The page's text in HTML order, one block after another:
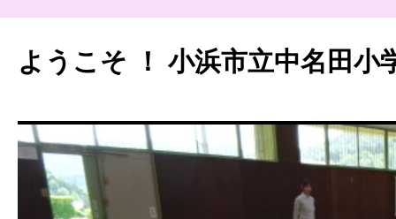
ようこそ ！ 小浜市立中名田小